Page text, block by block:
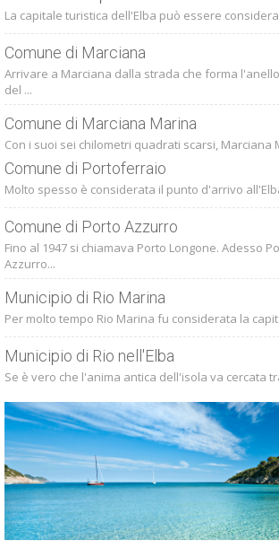
La capitale turistica dell'Elba può essere
Comune di Marciana
Arrivare a Marciana dalla strada che forma
del ...
Comune di Marciana Marina
Con i suoi sei chilometri quadrati scarsi, Marciana
Comune di Portoferraio
Molto spesso è considerata il punto d'arrivo
Comune di Porto Azzurro
Fino al 1947 si chiamava Porto Longone. Adesso
Azzurro...
Municipio di Rio Marina
Per molto tempo Rio Marina fu considerata la
Municipio di Rio nell'Elba
Se è vero che l'anima antica dell'isola va cercata